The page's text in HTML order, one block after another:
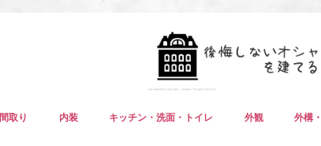
間取り 内装 キッチン・洗面・トイレ 外観 外構